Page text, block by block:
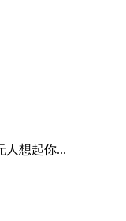
人想起你...